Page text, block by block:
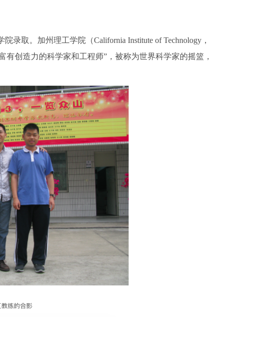
取。加州理工学院（California Institute of Technology，
创造力的科学家和工程师”，被称为世界科学家的摇篮，